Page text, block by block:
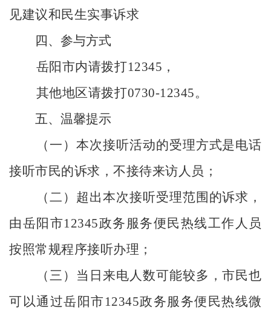
见建议和民生实事诉求
四、参与方式
岳阳市内请拨打12345 ，
其他地区请拨打0730-12345。
五、温馨提示
（一）本次接听活动的受理方式是电话
接听市民的诉求，不接待来访人员；
（二）超出本次接听受理范围的诉求，
由岳阳 市12345政务服务便民热线工作人员
按照常规程序接听办理；
（三）当日来电人数可能较多，市民也
可以通过岳阳市12345政务服务便民热线微